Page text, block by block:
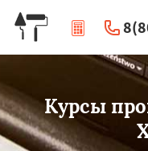
|
Курсы